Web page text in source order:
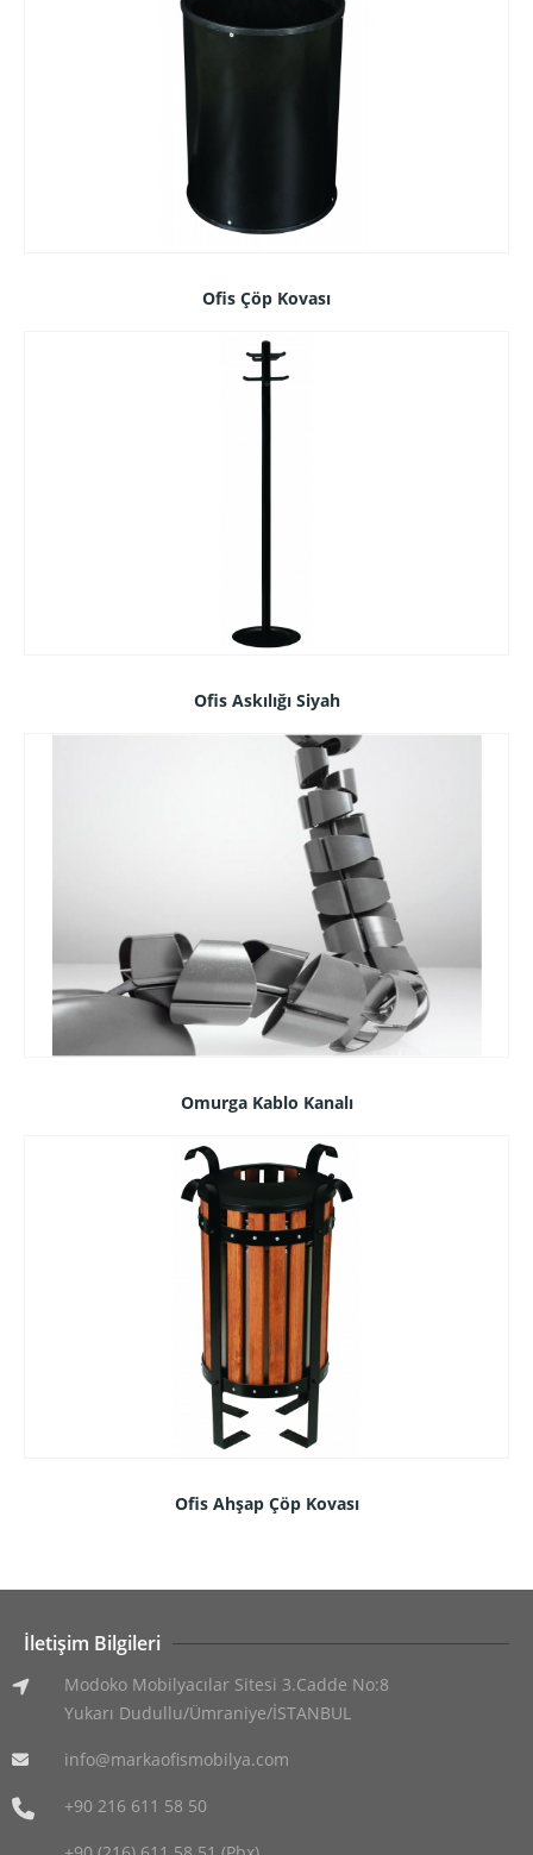
Ofis Çöp Kovası
Ofis Askılığı Siyah
Omurga Kablo Kanalı
Ofis Ahşap Çöp Kovası
İletişim Bilgileri
Modoko Mobilyacılar Sitesi 3.Cadde No:8
Yukarı Dudullu/Ümraniye/İSTANBUL
info@markaofismobilya.com
+90 216 611 58 50